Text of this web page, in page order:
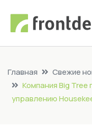
Главная
Свежие
Компания Big Tree
управлению